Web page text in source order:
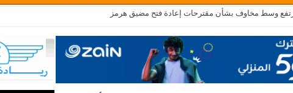
وسط مخاوف بشأن مقترحات إعادة فتح مضيق هرمز